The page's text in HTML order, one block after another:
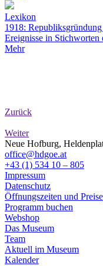
Lexikon
1918:
Ereignisse in Stichworten
Mehr
Zurück
Weiter
Neue Hofburg,
office@hdgoe.at
+43 (1) 534 10 – 805
Impressum
Datenschutz
Öffnungszeiten und Preise
Programm buchen
Webshop
Das Museum
Team
Aktuell im Museum
Kalender